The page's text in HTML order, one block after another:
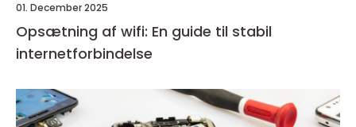
01. December 2025
Opsætning af wifi: En guide til stabil
internetforbindelse